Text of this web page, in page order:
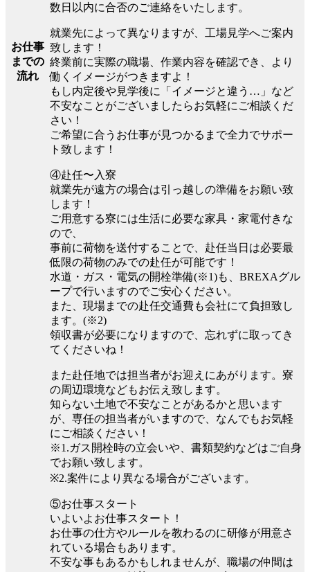
お仕事
までの
流れ
数日以内に合否のご連絡をいたします。
就業先によって異なりますが、工場見学へご案内
致します！
終業前に実際の職場、作業内容を確認でき、より
働くイメージがつきますよ！
もし内定後や見学後に「イメージと違う…」など
不安なことがございましたらお気軽にご相談くだ
さい！
ご希望に合うお仕事が見つかるまで全力でサポー
ト致します！
④赴任〜入寮
就業先が遠方の場合は引っ越しの準備をお願い致
します！
ご用意する寮には生活に必要な家具・家電付きな
ので、
事前に荷物を送付することで、赴任当日は必要最
低限の荷物のみでの赴任が可能です！
水道・ガス・電気の開栓準備(※1)も、BREXAグル
ープで行いますのでご安心ください。
また、現場までの赴任交通費も会社にて負担致し
ます。(※2)
領収書が必要になりますので、忘れずに取ってき
てくださいね！
また赴任地では担当者がお迎えにあがります。寮
の周辺環境などもお伝え致します。
知らない土地で不安なことがあるかと思います
が、専任の担当者がいますので、なんでもお気軽
にご相談ください！
※1.ガス開栓時の立会いや、書類契約などはご自身
でお願い致します。
※2.案件により異なる場合がございます。
⑤お仕事スタート
いよいよお仕事スタート！
お仕事の仕方やルールを教わるのに研修が用意さ
れている場合もあります。
不安な事もあるかもしれませんが、職場の仲間は